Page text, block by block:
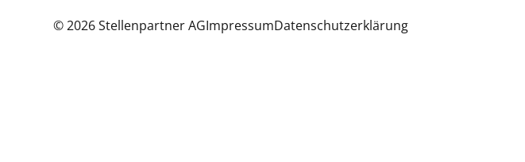
© 2026 Stellenpartner AGImpressumDatenschutzerklärung